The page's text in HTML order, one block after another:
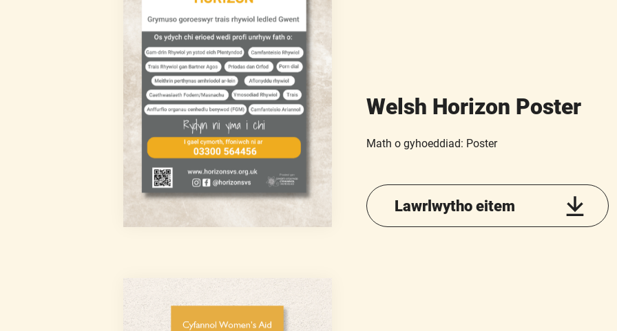
Welsh Horizon Poster
Math o gyhoeddiad: Poster
Lawrlwytho eitem